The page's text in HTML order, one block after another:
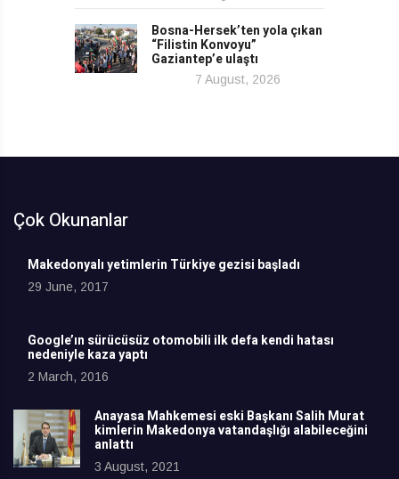
Bosna-Hersek’ten yola çıkan
“Filistin Konvoyu”
Gaziantep’e ulaştı
7 August, 2026
Çok Okunanlar
Makedonyalı yetimlerin Türkiye gezisi başladı
29 June, 2017
Google’ın sürücüsüz otomobili ilk defa kendi hatası
nedeniyle kaza yaptı
2 March, 2016
Anayasa Mahkemesi eski Başkanı Salih Murat
kimlerin Makedonya vatandaşlığı alabileceğini
anlattı
3 August, 2021